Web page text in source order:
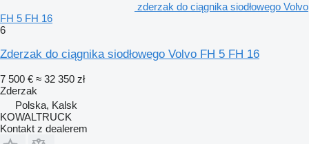
zderzak do ciągnika siodłowego Volvo
FH 5 FH 16
6
Zderzak do ciągnika siodłowego Volvo FH 5 FH 16
7 500 € ≈ 32 350 zł
Zderzak
Polska, Kalsk
KOWALTRUCK
Kontakt z dealerem